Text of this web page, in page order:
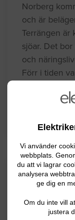
Vi använder
webbplats.
du att vi lagrar
analysera
ge dig en
Om du inte vill
justera
Norberg
och är
Terrängen är
sjöar. Det
och
Förr i tiden
Senaste